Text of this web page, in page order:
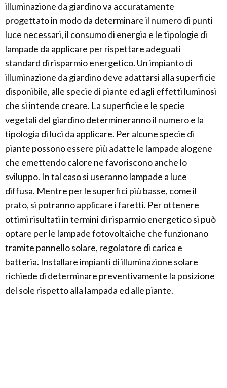
illuminazione da giardino va accuratamente
progettato in modo da determinare il numero di punti
luce necessari, il consumo di energia e le tipologie di
lampade da applicare per rispettare adeguati
standard di risparmio energetico. Un impianto di
illuminazione da giardino deve adattarsi alla superficie
disponibile, alle specie di piante ed agli effetti luminosi
che si intende creare. La superficie e le specie
vegetali del giardino determineranno il numero e la
tipologia di luci da applicare. Per alcune specie di
piante possono essere più adatte le lampade alogene
che emettendo calore ne favoriscono anche lo
sviluppo. In tal caso si useranno lampade a luce
diffusa. Mentre per le superfici più basse, come il
prato, si potranno applicare i faretti. Per ottenere
ottimi risultati in termini di risparmio energetico si può
optare per le lampade fotovoltaiche che funzionano
tramite pannello solare, regolatore di carica e
batteria. Installare impianti di illuminazione solare
richiede di determinare preventivamente la posizione
del sole rispetto alla lampada ed alle piante.